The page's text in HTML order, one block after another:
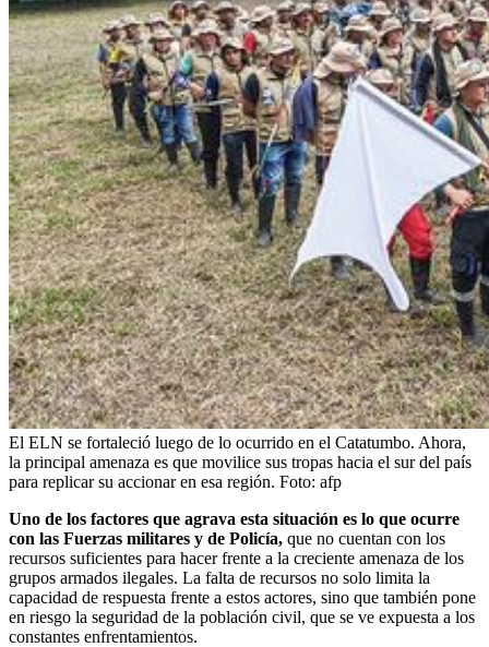
El ELN se fortaleció luego de lo ocurrido en el Catatumbo. Ahora,
la principal amenaza es que movilice sus tropas hacia el sur del país
para replicar su accionar en esa región. Foto: afp
Uno de los factores que agrava esta situación es lo que ocurre
con las Fuerzas militares y de Policía, que no cuentan con los
recursos suficientes para hacer frente a la creciente amenaza de los
grupos armados ilegales. La falta de recursos no solo limita la
capacidad de respuesta frente a estos actores, sino que también pone
en riesgo la seguridad de la población civil, que se ve expuesta a los
constantes enfrentamientos.